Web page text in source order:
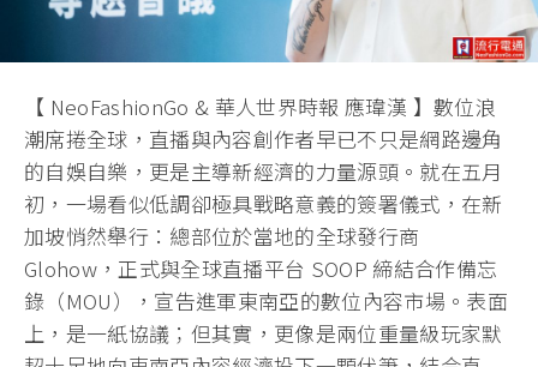
【 NeoFashionGo & 華人世界時報 應瑋漢 】數位浪
潮席捲全球，直播與內容創作者早已不只是網路邊角
的自娛自樂，更是主導新經濟的力量源頭。就在五月
初，一場看似低調卻極具戰略意義的簽署儀式，在新
加坡悄然舉行：總部位於當地的全球發行商
Glohow，正式與全球直播平台 SOOP 締結合作備忘
錄（MOU），宣告進軍東南亞的數位內容市場。表面
上，是一紙協議；但其實，更像是兩位重量級玩家默